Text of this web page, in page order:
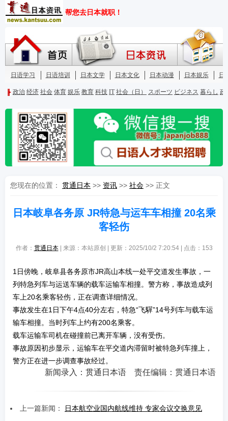
您现在的位置： 贯通日本 >> 资讯 >> 社会 >> 正文
日本岐阜各务原 JR特急与运车车相撞 20名乘
客轻伤
作者： 贯通日本| 来源：本站原创 | 更新：2025/10/2 7:20:54 | 点击： 153
1日傍晚，岐阜县各务原市JR高山本线一处平交道发生事故，一
列特急列车与运送车辆的载车运输车相撞。警方称，事故造成列
车上20名乘客轻伤，正在调查详细情况。
事故发生在1日下午4点40分左右，特急“飞驒”14号列车与载车运
输车相撞。当时列车上约有200名乘客。
载车运输车司机在碰撞前已离开车辆，没有受伤。
事故原因初步显示，运输车在平交道内滞留时被特急列车撞上，
警方正在进一步调查事故经过。
新闻录入：贯通日本语 责任编辑：贯通日本语
上一篇新闻： 日本航空业国内航线维持 专家会议交换意见